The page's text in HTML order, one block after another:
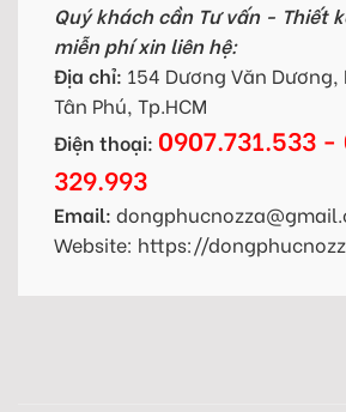
Quý khách cần Tư vấn - Thiết
miễn phí xin liên hệ:
Địa chỉ: 154 Dương Văn Dương,
Tân Phú, Tp.HCM
Điện thoại: 0907.731.533 -
329.993
Email:
Website: https://